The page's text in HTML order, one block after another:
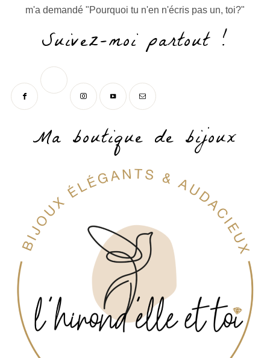
m'a demandé "Pourquoi tu n'en n'écris pas un, toi?"
Suivez-moi partout !
Ma boutique de bijoux